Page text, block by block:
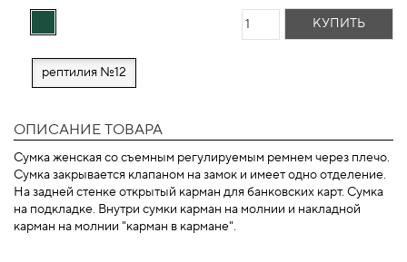
КУПИТЬ
рептилия №12
ОПИСАНИЕ ТОВАРА
Сумка женская со съемным регулируемым ремнем через плечо.
Сумка закрывается клапаном на замок и имеет одно отделение.
На задней стенке открытый карман для банковских карт. Сумка
на подкладке. Внутри сумки карман на молнии и накладной
карман на молнии "карман в кармане".